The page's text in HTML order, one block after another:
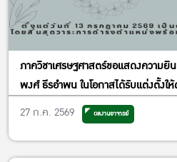
ภาควิชาเศรษฐศาสตร์ขอแสดงความยิ
พงศ์ ธีรอำพน ในโอกาสได้รับแต่งตั้ง
วิจัยและพันธกิจเพื่อสังคม
27 ก.ค. 2569 ผลงานอาจารย์